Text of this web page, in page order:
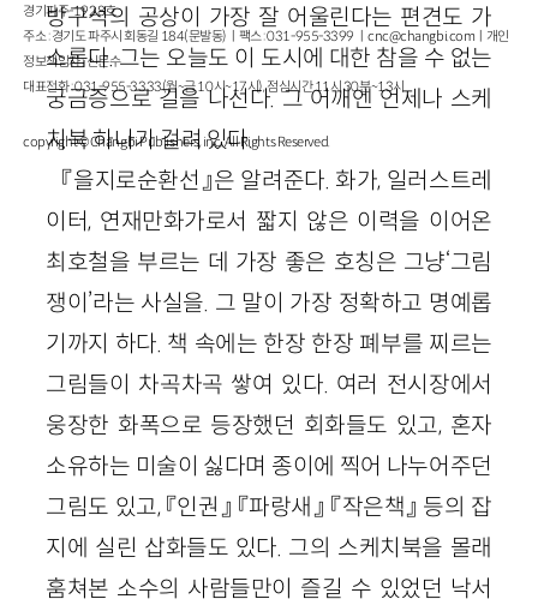
방구석의 공상이 가장 잘 어울린다는 편견도 가
소롭다. 그는 오늘도 이 도시에 대한 참을 수 없는
궁금증으로 길을 나선다. 그 어깨엔 언제나 스케
치북 하나가 걸려 있다.
『을지로순환선』은 알려준다. 화가, 일러스트레
이터, 연재만화가로서 짧지 않은 이력을 이어온
최호철을 부르는 데 가장 좋은 호칭은 그냥‘그림
쟁이’라는 사실을. 그 말이 가장 정확하고 명예롭
기까지 하다. 책 속에는 한장 한장 폐부를 찌르는
그림들이 차곡차곡 쌓여 있다. 여러 전시장에서
웅장한 화폭으로 등장했던 회화들도 있고, 혼자
소유하는 미술이 싫다며 종이에 찍어 나누어주던
그림도 있고, 『인권』 『파랑새』 『작은책』 등의 잡
지에 실린 삽화들도 있다. 그의 스케치북을 몰래
훔쳐본 소수의 사람들만이 즐길 수 있었던 낙서
경기파주-1928호
주소 : 경기도 파주시 회동길 184(문발동)ㅣ팩스 : 031-955-3399 ㅣcnc@changbi.com ㅣ개인
정보책임자 : 신문수
대표전화 : 031-955-3333(월~금 10시~17시), 점심시간 11시 30분~13시
copyright © Changbi Publishers, inc. All Rights Reserved.